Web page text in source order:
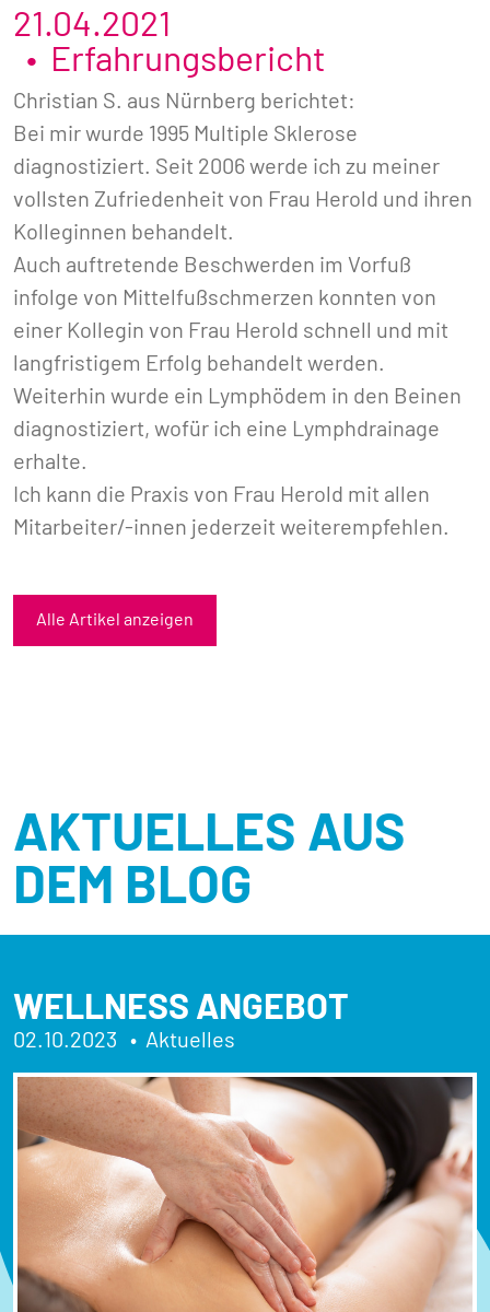
21.04.2021
Erfahrungsbericht
Christian S. aus Nürnberg berichtet:
Bei mir wurde 1995 Multiple Sklerose
diagnostiziert. Seit 2006 werde ich zu meiner
vollsten Zufriedenheit von Frau Herold und ihren
Kolleginnen behandelt.
Auch auftretende Beschwerden im Vorfuß
infolge von Mittelfußschmerzen konnten von
einer Kollegin von Frau Herold schnell und mit
langfristigem Erfolg behandelt werden.
Weiterhin wurde ein Lymphödem in den Beinen
diagnostiziert, wofür ich eine Lymphdrainage
erhalte.
Ich kann die Praxis von Frau Herold mit allen
Mitarbeiter/-innen jederzeit weiterempfehlen.
Alle Artikel anzeigen
AKTUELLES AUS
DEM BLOG
WELLNESS ANGEBOT
02.10.2023 Aktuelles